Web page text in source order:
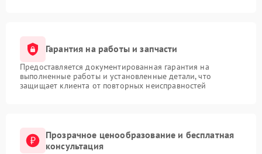
Гарантия на работы и запчасти
Предоставляется документированная гарантия на
выполненные работы и установленные детали, что
защищает клиента от повторных неисправностей
Прозрачное ценообразование и бесплатная
консультация